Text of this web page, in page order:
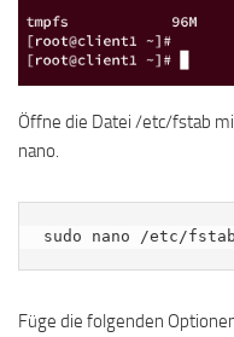
Öffne die Datei /etc/fstab
nano.
sudo nano /etc/fstab
Füge die folgenden